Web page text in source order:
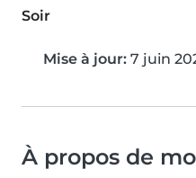
Soir
Mise à jour: 7 juin
À propos de